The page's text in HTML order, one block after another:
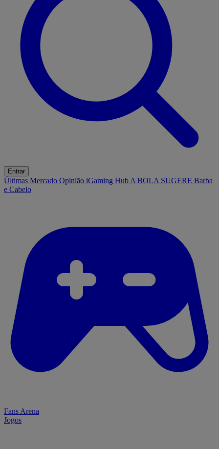
Entrar
Últimas Mercado Opinião iGaming Hub A BOLA SUGERE Barba
e Cabelo
Fans Arena
Jogos